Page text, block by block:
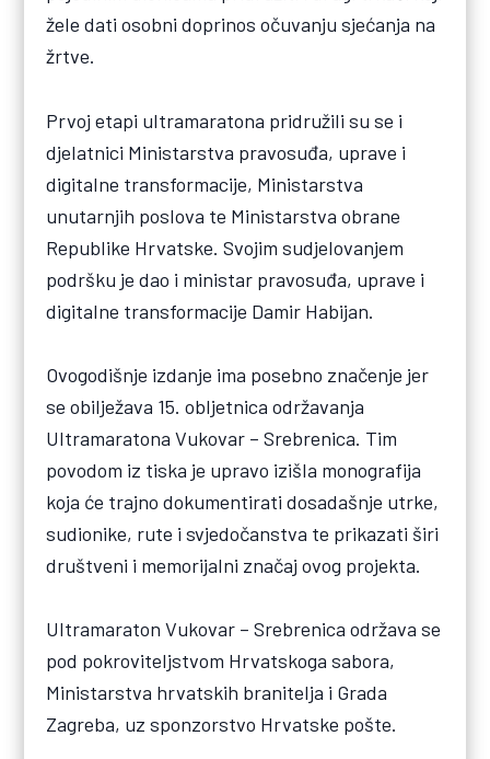
žele dati osobni doprinos očuvanju sjećanja na
žrtve.
Prvoj etapi ultramaratona pridružili su se i
djelatnici Ministarstva pravosuđa, uprave i
digitalne transformacije, Ministarstva
unutarnjih poslova te Ministarstva obrane
Republike Hrvatske. Svojim sudjelovanjem
podršku je dao i ministar pravosuđa, uprave i
digitalne transformacije Damir Habijan.
Ovogodišnje izdanje ima posebno značenje jer
se obilježava 15. obljetnica održavanja
Ultramaratona Vukovar – Srebrenica. Tim
povodom iz tiska je upravo izišla monografija
koja će trajno dokumentirati dosadašnje utrke,
sudionike, rute i svjedočanstva te prikazati širi
društveni i memorijalni značaj ovog projekta.
Ultramaraton Vukovar – Srebrenica održava se
pod pokroviteljstvom Hrvatskoga sabora,
Ministarstva hrvatskih branitelja i Grada
Zagreba, uz sponzorstvo Hrvatske pošte.